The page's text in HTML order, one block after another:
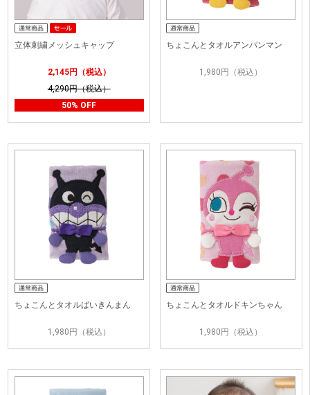
立体刺繍メッシュキャップ
2,145円（税込）
4,290円（税込）
50% OFF
ちょこんとタオルアンパンマン
1,980円（税込）
ちょこんとタオルばいきんまん
1,980円（税込）
ちょこんとタオルドキンちゃん
1,980円（税込）